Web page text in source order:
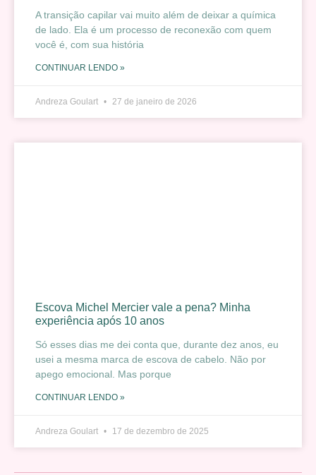
A transição capilar vai muito além de deixar a química
de lado. Ela é um processo de reconexão com quem
você é, com sua história
CONTINUAR LENDO »
Andreza Goulart 27 de janeiro de 2026
Escova Michel Mercier vale a pena? Minha
experiência após 10 anos
Só esses dias me dei conta que, durante dez anos, eu
usei a mesma marca de escova de cabelo. Não por
apego emocional. Mas porque
CONTINUAR LENDO »
Andreza Goulart 17 de dezembro de 2025